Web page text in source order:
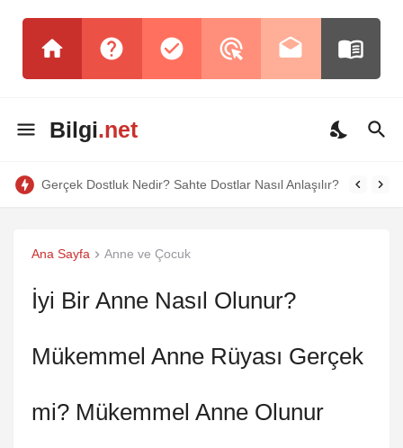
Bilgi.net
Gerçek Dostluk Nedir? Sahte Dostlar Nasıl Anlaşılır?
Ana Sayfa Anne ve Çocuk
İyi Bir Anne Nasıl Olunur?
Mükemmel Anne Rüyası Gerçek
mi? Mükemmel Anne Olunur